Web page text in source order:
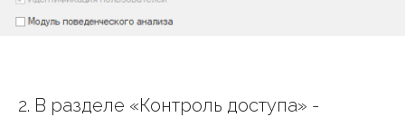
2. В разделе «Контроль доступа» -